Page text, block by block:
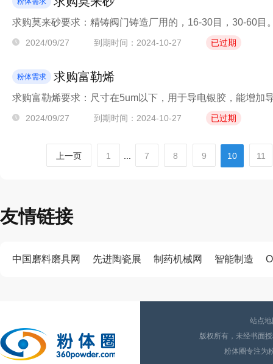
求购莫来砂要求：精铸阀门铸造厂用的，16-30目，30-60目
2024/09/27 到期时间：2024-10-27 已过期
粉体需求 求购富勒烯
求购富勒烯要求：尺寸在5um以下，用于导电银胶，能增加
2024/09/27 到期时间：2024-10-27 已过期
上一页 1 7 8 9 10 11
友情链接
中国磨料磨具网 先进陶瓷展 制药机械网 智能制造
站点
版权所有，未经书面
粉体圈专注为